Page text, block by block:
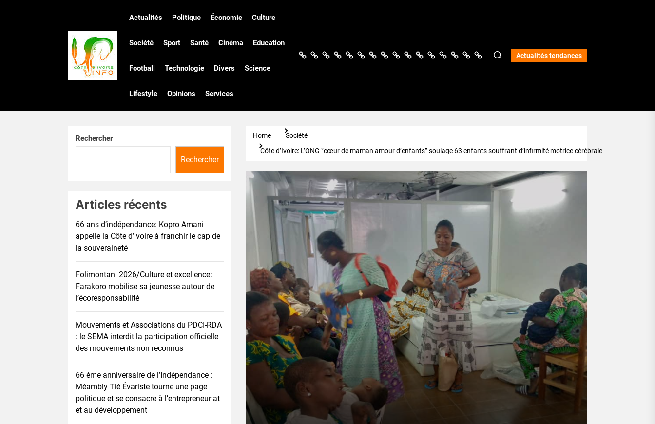
Côte
d'Ivoire
Infos
Actualités Politique Économie Culture
Société Sport Santé Cinéma Éducation
Football Technologie Divers Science
Lifestyle Opinions Services
Actualités
Politique
Économie
CultureSociété
SportSantéCinémaÉducation
Football
Technologie
DiversScience
Lifestyle
OpinionsServices Actualités tendances
Home
Société
Côte d’Ivoire: L’ONG ‘’cœur de maman amour d’enfants’’ soulage 63 enfants souffrant d’infirmité motrice cérébrale
Rechercher
Rechercher
Articles récents
66 ans d’indépendance: Kopro Amani
appelle la Côte d’Ivoire à franchir le cap de
la souveraineté
Folimontani 2026/Culture et excellence:
Farakoro mobilise sa jeunesse autour de
l’écoresponsabilité
Mouvements et Associations du PDCI-RDA
: le SEMA interdit la participation officielle
des mouvements non reconnus
66 éme anniversaire de l’Indépendance :
Méambly Tié Évariste tourne une page
politique et se consacre à l’entrepreneuriat
et au développement